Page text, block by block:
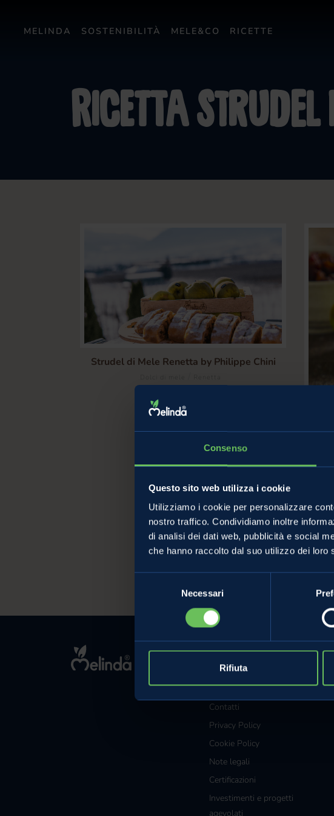
Consenso
Questo sito web utilizza i cookie
Utilizziamo i cookie per personalizzare
nostro traffico. Condividiamo inoltre
di analisi dei dati web, pubblicità e social
che hanno raccolto dal suo utilizzo dei loro
Necessari
Rifiuta
MELINDA SOSTENIBILITÀ MELE&CO RICETTE
Ricetta strudel
Strudel di Mele Renetta by Philippe Chini
MELINDA
L'azienda
Comunicati Stampa
Contatti
Privacy Policy
Cookie Policy
Note legali
Certificazioni
Investimenti e progetti
agevolati